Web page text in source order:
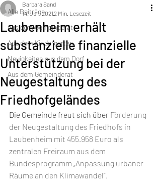
Alle Beiträge
Aus dem Gemeinderat
Aus dem Kindergarten
Neuigkeiten aus dem Dorf
Aus dem Gemeinderat
Laubenheim erhält
substanzielle finanzielle
Unterstützung bei der
Neugestaltung des
Friedhofgeländes
Barbara Sand
14. Juni 20212 Min. Lesezeit
Die Gemeinde freut sich über Förderung
der Neugestaltung des Friedhofs in
Laubenheim mit 455.958 Euro als
zentralen Freiraum aus dem
Bundesprogramm „Anpassung urbaner
Räume an den Klimawandel“.